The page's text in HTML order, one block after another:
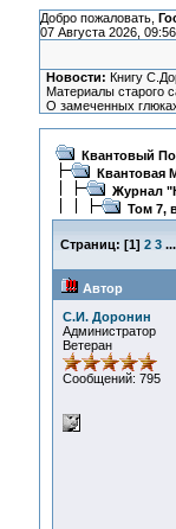
Добро пожаловать,
07 Августа 2026,
Новости: Книгу
Материалы старого
О замеченных
Квантовый
Квантовая
Журнал
Том 7,
Страниц: [1] 2 3 ...
Автор
С.И. Доронин
Администратор
Ветеран
Сообщений: 795